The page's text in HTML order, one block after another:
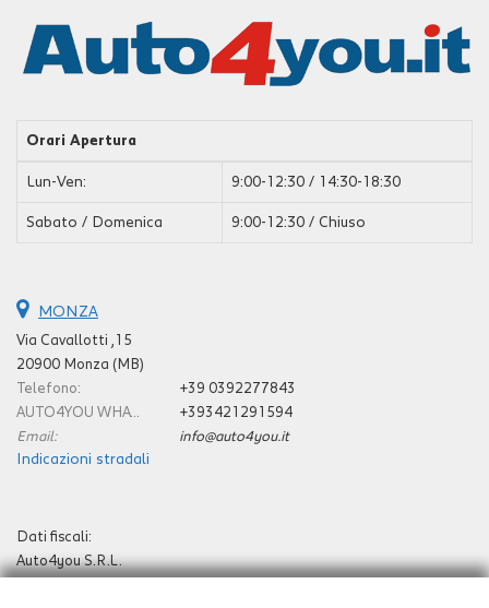
Orari Apertura
Lun-Ven: 9:00-12:30 / 14:30-18:30
Sabato / Domenica 9:00-12:30 / Chiuso
MONZA
Via Cavallotti ,15
20900 Monza (MB)
Telefono:
+39 0392277843
AUTO4YOU WHATSAPP E CELLULARE:
+393421291594
Email:
info@auto4you.it
Indicazioni stradali
Dati fiscali:
Auto4you S.R.L.